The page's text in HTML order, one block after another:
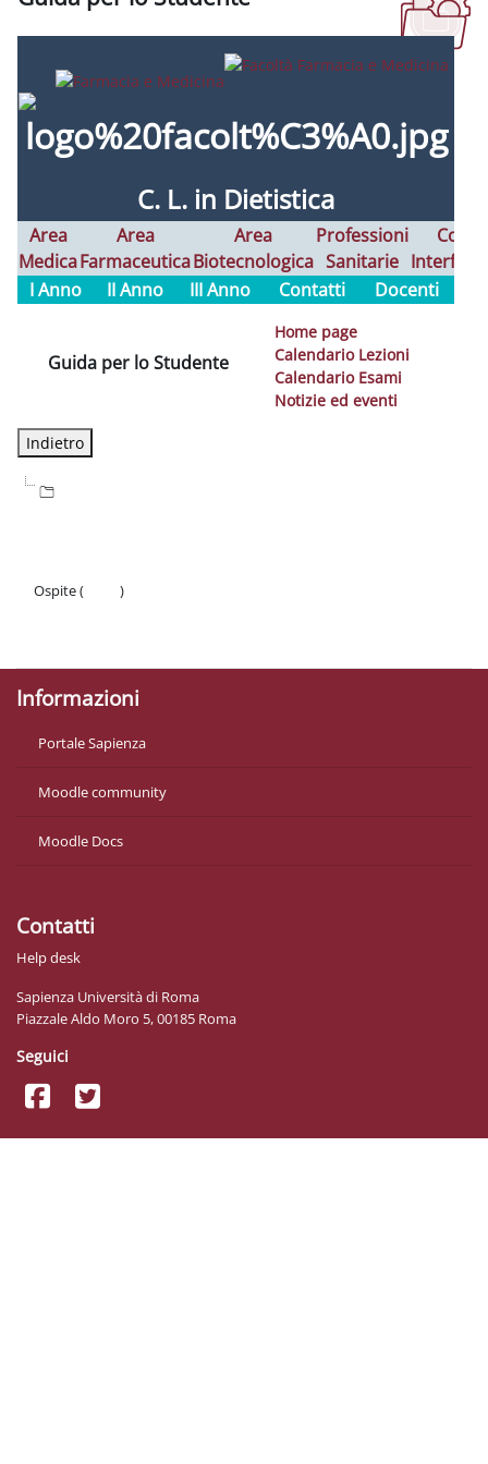
C. L. in Dietistica
Area
Medica
Area
Farmaceutica
Area
Biotecnologica
Professioni
Sanitarie
Corsi
I Anno
II Anno III Anno Contatti Docenti
Guida per lo Studente
Home page
Calendario Lezioni
Calendario Esami
Notizie ed eventi
Ospite (
)
Informazioni
Portale Sapienza
Moodle community
Moodle Docs
Contatti
Help desk
Sapienza Università di Roma
Piazzale Aldo Moro 5, 00185 Roma
Seguici